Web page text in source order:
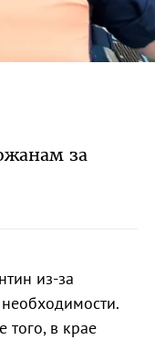
за
из-за
в крае